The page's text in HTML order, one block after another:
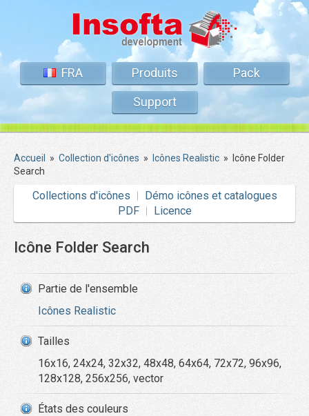
FRA Produits
Pack
Support
Accueil » Collection d'icônes » Icônes Realistic »
Icône Folder
Search
Collections d'icônes
Démo icônes et catalogues
PDF
Licence
Icône Folder Search
Partie de l'ensemble
Icônes Realistic
Tailles
16x16, 24x24, 32x32, 48x48, 64x64, 72x72, 96x96,
128x128, 256x256, vector
États des couleurs